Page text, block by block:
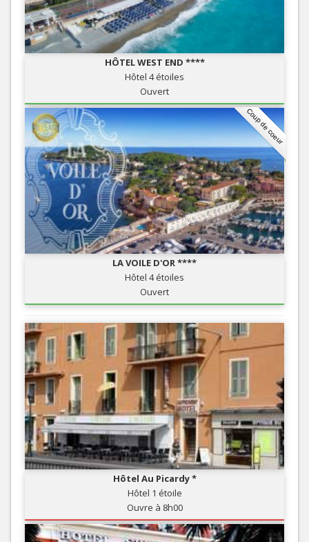
HÔTEL WEST END ****
Hôtel 4 étoiles
Ouvert
Coup de coeur
LA VOILE D'OR ****
Hôtel 4 étoiles
Ouvert
Hôtel Au Picardy *
Hôtel 1 étoile
Ouvre à 8h00